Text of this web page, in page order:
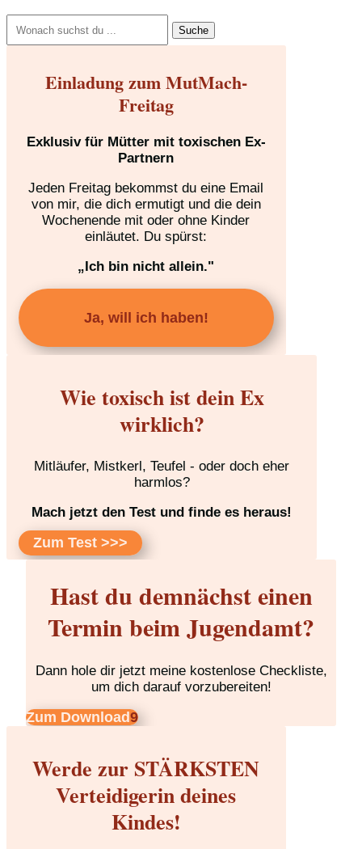
nach:
Einladung zum MutMach-
Freitag
Exklusiv für Mütter mit toxischen Ex-
Partnern
Jeden Freitag bekommst du eine Email
von mir, die dich ermutigt und die dein
Wochenende mit oder ohne Kinder
einläutet. Du spürst:
„Ich bin nicht allein."
Ja, will ich haben!
Wie toxisch ist dein Ex
wirklich?
Mitläufer, Mistkerl, Teufel - oder doch eher
harmlos?
Mach jetzt den Test und finde es heraus!
Zum Test >>>
Hast du demnächst einen
Termin beim Jugendamt?
Dann hole dir jetzt meine kostenlose Checkliste,
um dich darauf vorzubereiten!
Zum Download
Werde zur STÄRKSTEN
Verteidigerin deines
Kindes!